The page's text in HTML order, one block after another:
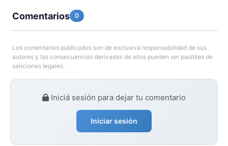
Comentarios 0
Los comentarios publicados son de exclusiva responsabilidad de sus
autores y las consecuencias derivadas de ellos pueden ser pasibles de
sanciones legales.
Iniciá sesión para dejar tu comentario
Iniciar sesión